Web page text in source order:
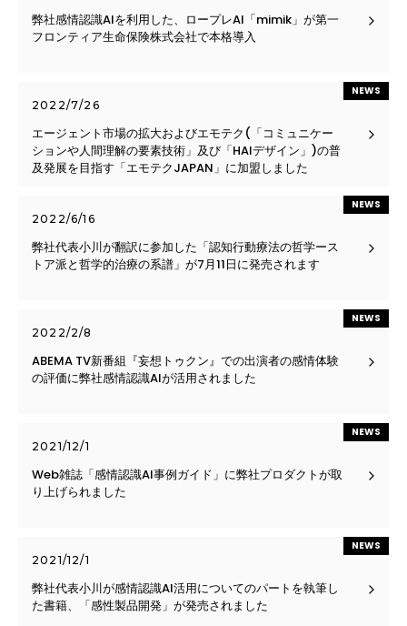
弊社感情認識AIを利用した、ロープレAI「mimik」が第一
フロンティア生命保険株式会社で本格導入
2022/7/26
エージェント市場の拡大およびエモテク(「コミュニケー
ションや人間理解の要素技術」及び「HAIデザイン」)の普
及発展を目指す「エモテクJAPAN」に加盟しました
NEWS
2022/6/16
弊社代表小川が翻訳に参加した「認知行動療法の哲学ース
トア派と哲学的治療の系譜」が7月11日に発売されます
NEWS
2022/2/8
ABEMA TV新番組『妄想トゥクン』での出演者の感情体験
の評価に弊社感情認識AIが活用されました
NEWS
2021/12/1
Web雑誌「感情認識AI事例ガイド」に弊社プロダクトが取
り上げられました
NEWS
2021/12/1
弊社代表小川が感情認識AI活用についてのパートを執筆し
た書籍、「感性製品開発」が発売されました
NEWS